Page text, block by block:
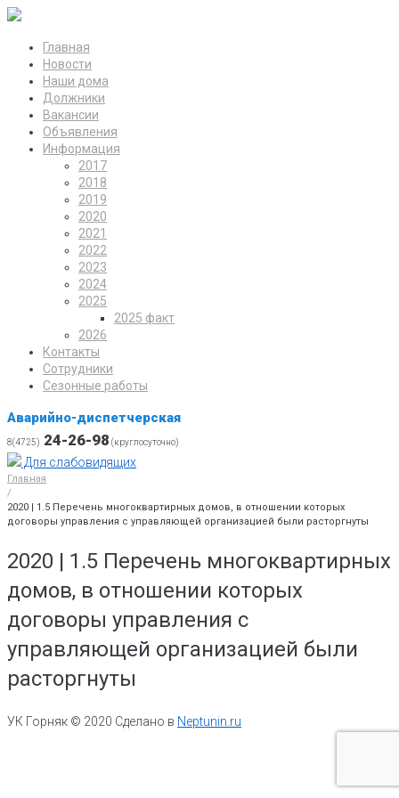
Главная
Новости
Наши дома
Должники
Вакансии
Объявления
Информация
2017
2018
2019
2020
2021
2022
2023
2024
2025
2025 факт
2026
Контакты
Сотрудники
Сезонные работы
Аварийно-диспетчерская
8(4725) 24-26-98 (круглосуточно)
Для слабовидящих
Главная
/
2020 | 1.5 Перечень многоквартирных домов, в отношении которых
договоры управления с управляющей организацией были расторгнуты
2020 | 1.5 Перечень многоквартирных
домов, в отношении которых
договоры управления с
управляющей организацией были
расторгнуты
УК Горняк © 2020 Сделано в Neptunin.ru